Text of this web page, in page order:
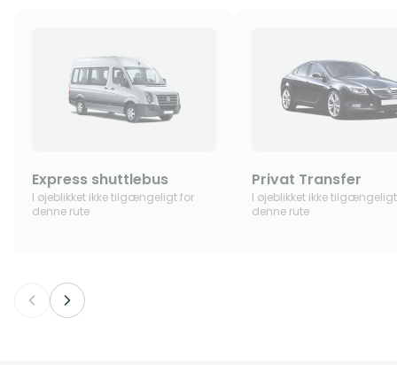
Express shuttlebus
I øjeblikket ikke tilgængeligt for
denne rute
Privat Transfer
I øjeblikket ikke
denne rute